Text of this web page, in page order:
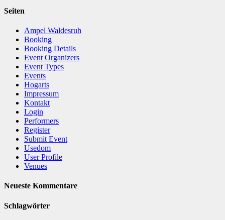
Seiten
Ampel Waldesruh
Booking
Booking Details
Event Organizers
Event Types
Events
Hogarts
Impressum
Kontakt
Login
Performers
Register
Submit Event
Usedom
User Profile
Venues
Neueste Kommentare
Schlagwörter